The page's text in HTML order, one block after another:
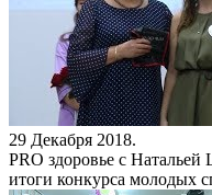
29 Декабря 2018.
PRO здоровье с
итоги конкурса молодых